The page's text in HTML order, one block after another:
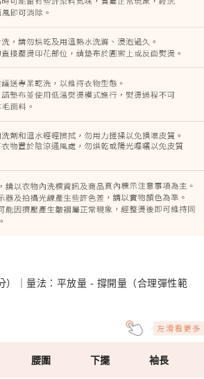
）｜量法：平放量 - 撐開量（合理彈性範
腰圍 下擺 袖長